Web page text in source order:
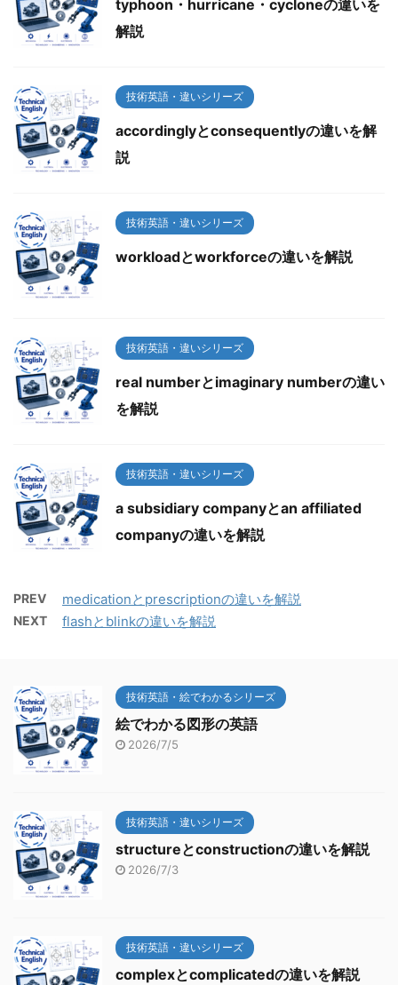
typhoon・hurricane・cycloneの違いを
解説
技術英語・違いシリーズ
accordinglyとconsequentlyの違いを解
説
技術英語・違いシリーズ
workloadとworkforceの違いを解説
技術英語・違いシリーズ
real numberとimaginary numberの違い
を解説
技術英語・違いシリーズ
a subsidiary companyとan affiliated
companyの違いを解説
PREV medicationとprescriptionの違いを解説
NEXT flashとblinkの違いを解説
技術英語・絵でわかるシリーズ
絵でわかる図形の英語
2026/7/5
技術英語・違いシリーズ
structureとconstructionの違いを解説
2026/7/3
技術英語・違いシリーズ
complexとcomplicatedの違いを解説